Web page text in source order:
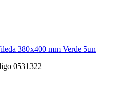
380x400 mm Verde 5un
0531322